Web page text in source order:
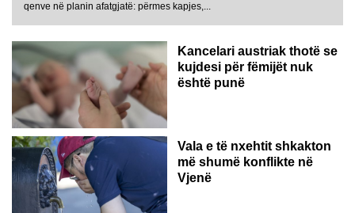
qenve në planin afatgjatë: përmes kapjes,...
Kancelari austriak thotë se
kujdesi për fëmijët nuk
është punë
Vala e të nxehtit shkakton
më shumë konflikte në
Vjenë